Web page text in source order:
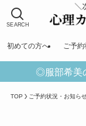
SEARCH
初めての方へ ご予約
◎服部希美
TOP ご予約状況・お知ら